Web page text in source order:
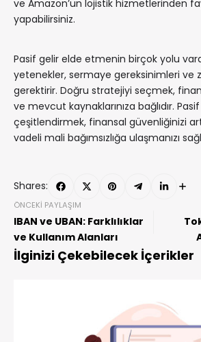
ve Amazon’un lojistik hizmetlerinden
yapabilirsiniz.
Pasif gelir elde etmenin birçok yolu
yetenekler, sermaye gereksinimleri ve
gerektirir. Doğru stratejiyi seçmek,
ve mevcut kaynaklarınıza bağlıdır.
çeşitlendirmek, finansal güvenliğinizi
vadeli mali bağımsızlığa ulaşmanızı
Shares:
ÖNCEKI PAYLAŞIM
IBAN ve UBAN: Farklılıklar
ve Kullanım Alanları
İlginizi Çekebilecek İçerikler